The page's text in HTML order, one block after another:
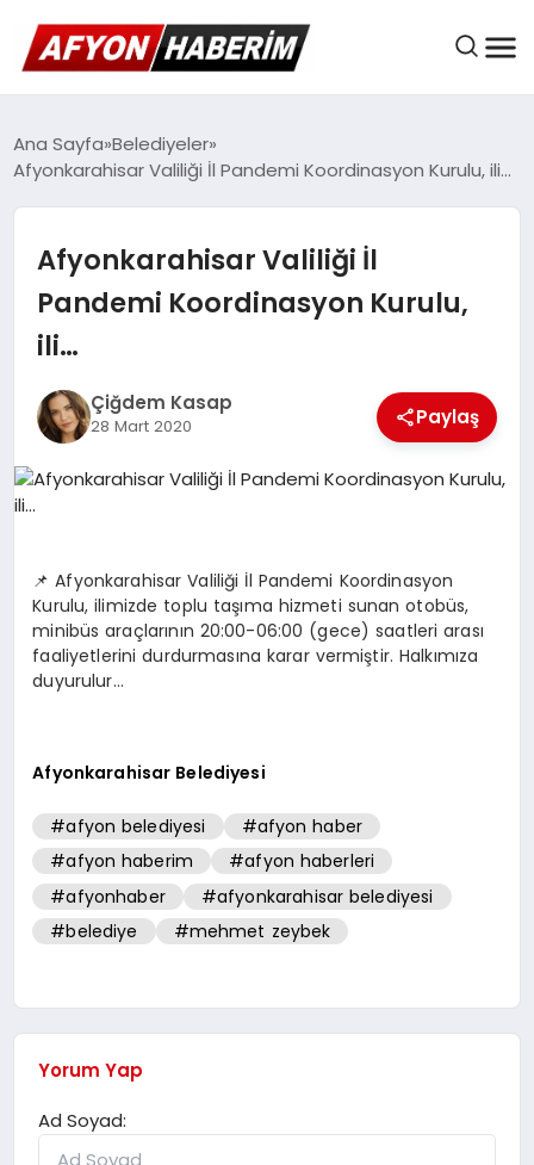
AFYON HABER
BELEDIYELER
EKONOMI
DÜNYA
SPOR
MAGAZIN
SAĞLIK
TEKNOLOJI
Ana Sayfa Belediyeler
Afyonkarahisar Valiliği İl Pandemi Koordinasyon Kurulu, ili…
Afyonkarahisar Valiliği İl
Pandemi Koordinasyon Kurulu,
ili…
Çiğdem Kasap
28 Mart 2020 Paylaş
📌 Afyonkarahisar Valiliği İl Pandemi Koordinasyon
Kurulu, ilimizde toplu taşıma hizmeti sunan otobüs,
minibüs araçlarının 20:00-06:00 (gece) saatleri arası
faaliyetlerini durdurmasına karar vermiştir. Halkımıza
duyurulur…
Afyonkarahisar Belediyesi
#afyon belediyesi
#afyon haber
#afyon haberim
#afyon haberleri
#afyonhaber
#afyonkarahisar belediyesi
#belediye
#mehmet zeybek
Yorum Yap
Ad Soyad: